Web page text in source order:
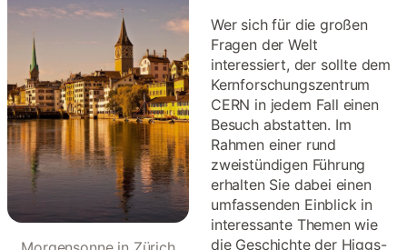
Wer sich für die großen
Fragen der Welt
interessiert, der sollte dem
Kernforschungszentrum
CERN in jedem Fall einen
Besuch abstatten. Im
Rahmen einer rund
zweistündigen Führung
erhalten Sie dabei einen
umfassenden Einblick in
interessante Themen wie
die Geschichte der Higgs-